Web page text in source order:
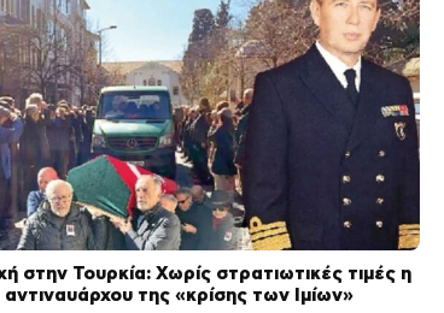
στην Τουρκία: Χωρίς στρατιωτικές τιμές η
της «κρίσης των Ιμίων»